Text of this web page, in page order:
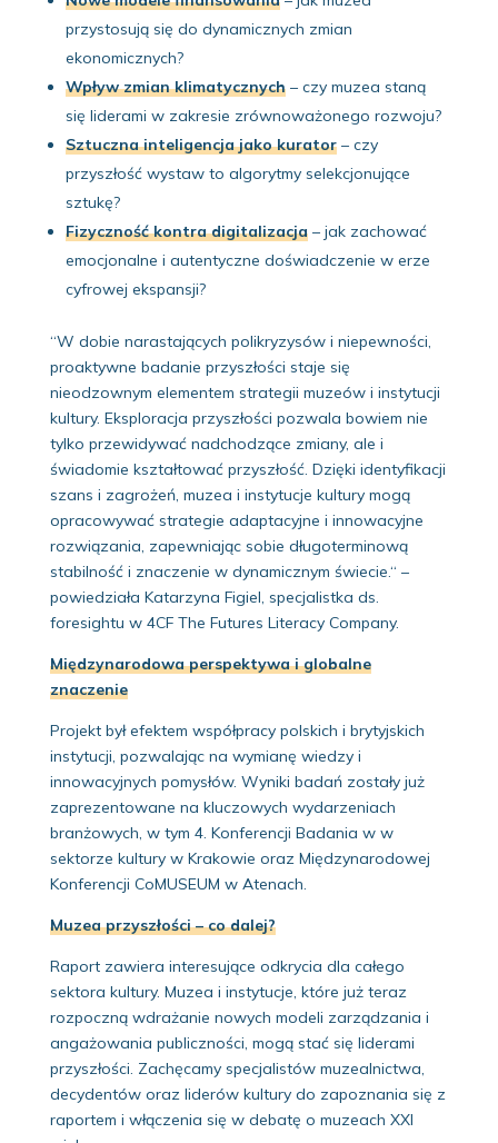
przystosują się do dynamicznych zmian
ekonomicznych?
Wpływ zmian klimatycznych– czy muzea staną
się liderami w zakresie zrównoważonego rozwoju?
Sztuczna inteligencja jako kurator– czy
przyszłość wystaw to algorytmy selekcjonujące
sztukę?
Fizyczność kontra digitalizacja– jak zachować
emocjonalne i autentyczne doświadczenie w erze
cyfrowej ekspansji?
“W dobie narastających polikryzysów i niepewności,
proaktywne badanie przyszłości staje się
nieodzownym elementem strategii muzeów i instytucji
kultury. Eksploracja przyszłości pozwala bowiem nie
tylko przewidywać nadchodzące zmiany, ale i
świadomie kształtować przyszłość. Dzięki identyfikacji
szans i zagrożeń, muzea i instytucje kultury mogą
opracowywać strategie adaptacyjne i innowacyjne
rozwiązania, zapewniając sobie długoterminową
stabilność i znaczenie w dynamicznym świecie.“ –
powiedziała Katarzyna Figiel, specjalistka ds.
foresightu w 4CF The Futures Literacy Company.
Międzynarodowa perspektywa i globalne
znaczenie
Projekt był efektem współpracy polskich i brytyjskich
instytucji, pozwalając na wymianę wiedzy i
innowacyjnych pomysłów. Wyniki badań zostały już
zaprezentowane na kluczowych wydarzeniach
branżowych, w tym 4. Konferencji Badania w w
sektorze kultury w Krakowie oraz Międzynarodowej
Konferencji CoMUSEUM w Atenach.
Muzea przyszłości – co dalej?
Raport zawiera interesujące odkrycia dla całego
sektora kultury. Muzea i instytucje, które już teraz
rozpoczną wdrażanie nowych modeli zarządzania i
angażowania publiczności, mogą stać się liderami
przyszłości. Zachęcamy specjalistów muzealnictwa,
decydentów oraz liderów kultury do zapoznania się z
raportem i włączenia się w debatę o muzeach XXI